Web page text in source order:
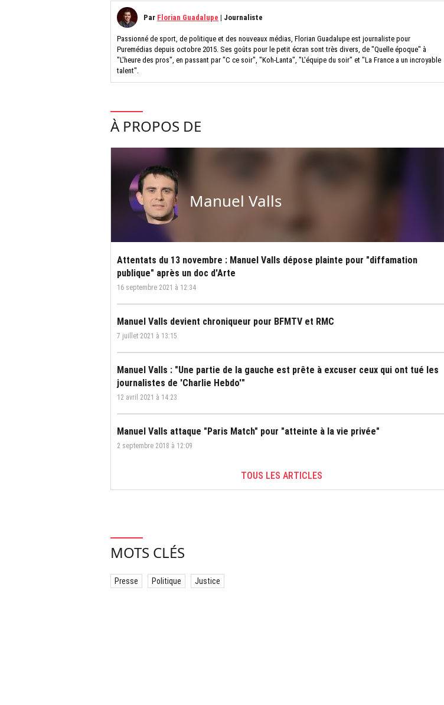
Par Florian Guadalupe | Journaliste
Passionné de sport, de politique et des nouveaux médias, Florian Guadalupe est journaliste pour
Puremédias depuis octobre 2015. Ses goûts pour le petit écran sont très divers, de "Quelle époque" à
"L'heure des pros", en passant par "C ce soir", "Koh-Lanta", "L'équipe du soir" et "La France a un incroyable
talent".
À PROPOS DE
Manuel Valls
Attentats du 13 novembre : Manuel Valls dépose plainte pour "diffamation
publique" après un doc d'Arte
16 septembre 2021 à 12:34
Manuel Valls devient chroniqueur pour BFMTV et RMC
7 juillet 2021 à 13:15
Manuel Valls : "Une partie de la gauche est prête à excuser ceux qui ont tué les
journalistes de 'Charlie Hebdo'"
12 avril 2021 à 14:23
Manuel Valls attaque "Paris Match" pour "atteinte à la vie privée"
2 septembre 2018 à 12:09
TOUS LES ARTICLES
MOTS CLÉS
Presse Politique Justice